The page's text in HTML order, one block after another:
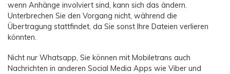
wenn Anhänge involviert sind, kann sich das ändern.
Unterbrechen Sie den Vorgang nicht, während die
Übertragung stattfindet, da Sie sonst Ihre Dateien verlieren
könnten.
Nicht nur Whatsapp, Sie können mit Mobiletrans auch
Nachrichten in anderen Social Media Apps wie Viber und